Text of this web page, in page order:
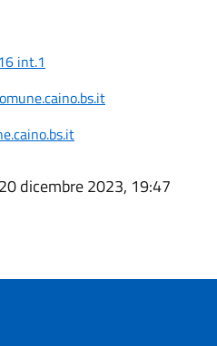
int.1
dicembre 2023, 19:47